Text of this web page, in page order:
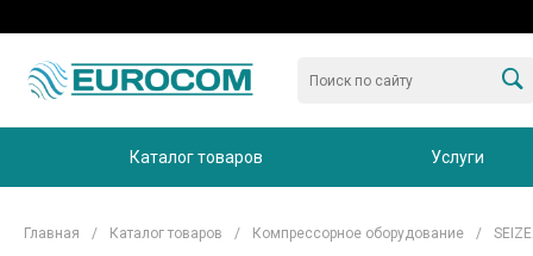
Каталог товаров Услуги
Главная / Каталог товаров / Компрессорное оборудование /